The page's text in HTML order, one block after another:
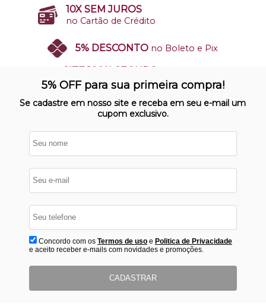
10X SEM JUROS
no Cartão de Crédito
5% DESCONTO no Boleto e Pix
Nosso site opera em ambiente
protegido
5% OFF para sua primeira compra!
Se cadastre em nosso site e receba em seu e-mail um
cupom exclusivo.
Concordo com os Termos de usoe Politica de Privacidade
e aceito receber e-mails com novidades e promoções.
CADASTRAR